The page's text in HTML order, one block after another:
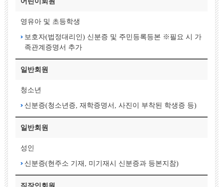
영유아 및 초등학생
보호자(법정대리인) 신분증 및 주민등록등본 ※필요 시 가
족관계증명서 추가
일반회원
청소년
신분증(청소년증, 재학증명서, 사진이 부착된 학생증 등)
일반회원
성인
신분증(현주소 기재, 미기재시 신분증과 등본지참)